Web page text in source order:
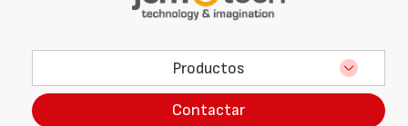
Productos
Contactar